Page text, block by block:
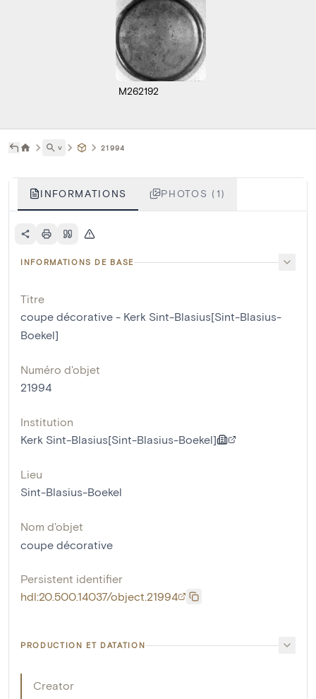
M262192
˅ 21994
INFORMATIONS PHOTOS (1)
INFORMATIONS DE BASE
Titre
coupe décorative - Kerk Sint-Blasius[Sint-Blasius-
Boekel]
Numéro d'objet
21994
Institution
Kerk Sint-Blasius[Sint-Blasius-Boekel]
Lieu
Sint-Blasius-Boekel
Nom d'objet
coupe décorative
Persistent identifier
hdl:20.500.14037/object.21994
PRODUCTION ET DATATION
Creator